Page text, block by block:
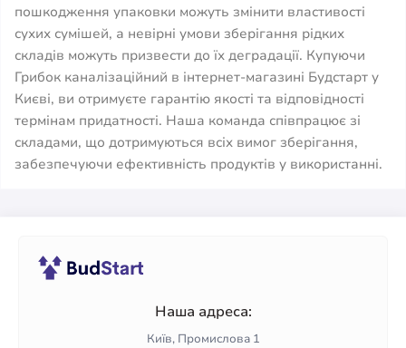
пошкодження упаковки можуть змінити властивості
сухих сумішей, а невірні умови зберігання рідких
складів можуть призвести до їх деградації. Купуючи
Грибок каналізаційний в інтернет-магазині Будстарт у
Києві, ви отримуєте гарантію якості та відповідності
термінам придатності. Наша команда співпрацює зі
складами, що дотримуються всіх вимог зберігання,
забезпечуючи ефективність продуктів у використанні.
Наша адреса:
Київ, Промислова 1